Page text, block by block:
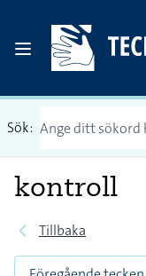
Sök:
kontroll
Tillbaka